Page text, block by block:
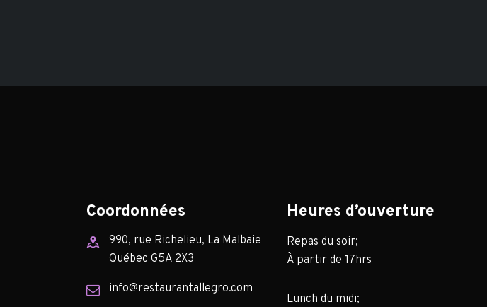
Coordonnées
990, rue Richelieu, La Malbaie
Québec G5A 2X3
info@restaurantallegro.com
Heures d’ouverture
Repas du soir;
À partir de 17hrs
Lunch du midi;